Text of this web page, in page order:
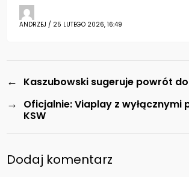
ANDRZEJ / 25 LUTEGO 2026, 16:49
← Kaszubowski sugeruje powrót
→
Oficjalnie: Viaplay z wyłącznymi
KSW
Dodaj komentarz